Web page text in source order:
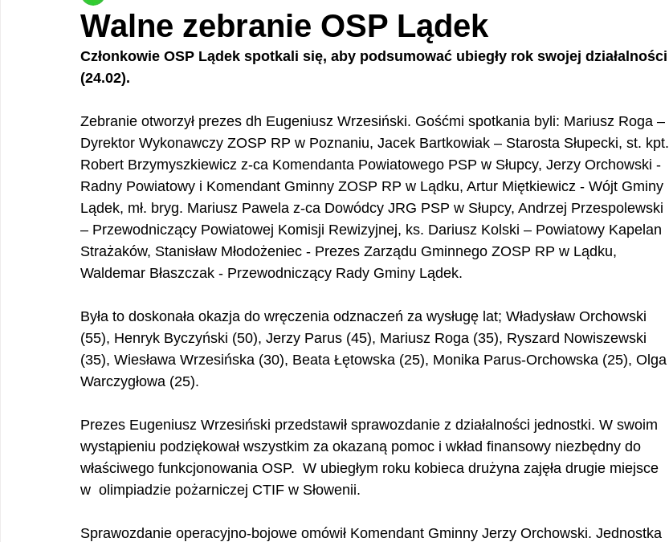
Walne zebranie OSP Lądek
Członkowie OSP Lądek spotkali się, aby podsumować ubiegły rok swojej działalności
(24.02).
Zebranie otworzył prezes dh Eugeniusz Wrzesiński. Gośćmi spotkania byli: Mariusz Roga –
Dyrektor Wykonawczy ZOSP RP w Poznaniu, Jacek Bartkowiak – Starosta Słupecki, st. kpt.
Robert Brzymyszkiewicz z-ca Komendanta Powiatowego PSP w Słupcy, Jerzy Orchowski -
Radny Powiatowy i Komendant Gminny ZOSP RP w Lądku, Artur Miętkiewicz - Wójt Gminy
Lądek, mł. bryg. Mariusz Pawela z-ca Dowódcy JRG PSP w Słupcy, Andrzej Przespolewski
– Przewodniczący Powiatowej Komisji Rewizyjnej, ks. Dariusz Kolski – Powiatowy Kapelan
Strażaków, Stanisław Młodożeniec - Prezes Zarządu Gminnego ZOSP RP w Lądku,
Waldemar Błaszczak - Przewodniczący Rady Gminy Lądek.
Była to doskonała okazja do wręczenia odznaczeń za wysługę lat; Władysław Orchowski
(55), Henryk Byczyński (50), Jerzy Parus (45), Mariusz Roga (35), Ryszard Nowiszewski
(35), Wiesława Wrzesińska (30), Beata Łętowska (25), Monika Parus-Orchowska (25), Olga
Warczygłowa (25).
Prezes Eugeniusz Wrzesiński przedstawił sprawozdanie z działalności jednostki. W swoim
wystąpieniu podziękował wszystkim za okazaną pomoc i wkład finansowy niezbędny do
właściwego funkcjonowania OSP.  W ubiegłym roku kobieca drużyna zajęła drugie miejsce
w  olimpiadzie pożarniczej CTIF w Słowenii.
Sprawozdanie operacyjno-bojowe omówił Komendant Gminny Jerzy Orchowski. Jednostka